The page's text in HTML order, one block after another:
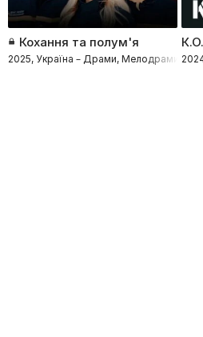
Кохання та полум'я
2025, Україна – Драми, Мелодрами,